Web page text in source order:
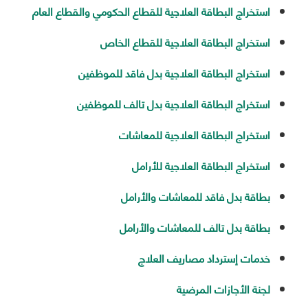
استخراج البطاقة العلاجية للقطاع الحكومي والقطاع العام
استخراج البطاقة العلاجية للقطاع الخاص
استخراج البطاقة العلاجية بدل فاقد للموظفين
استخراج البطاقة العلاجية بدل تالف للموظفين
استخراج البطاقة العلاجية للمعاشات
استخراج البطاقة العلاجية للأرامل
بطاقة بدل فاقد للمعاشات والأرامل
بطاقة بدل تالف للمعاشات والأرامل
خدمات إسترداد مصاريف العلاج
لجنة الأجازات المرضية